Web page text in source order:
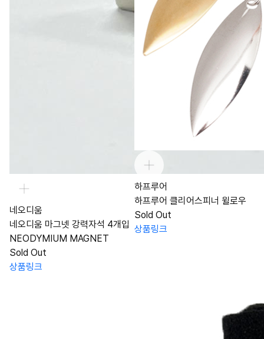
네오디움
네오디움 마그넷 강력자석 4개입
NEODYMIUM MAGNET
Sold Out
상품링크
하프루어
하프루어 클리어스피너 윌로우
Sold Out
상품링크